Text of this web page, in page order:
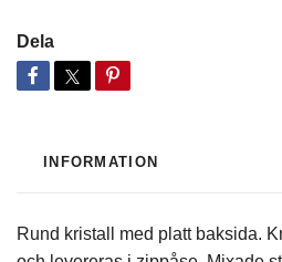
Dela
INFORMATION
Rund kristall med platt baksida.